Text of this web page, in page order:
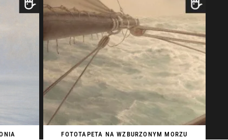
FOTOTAPETA NA WZBURZONYM MORZU